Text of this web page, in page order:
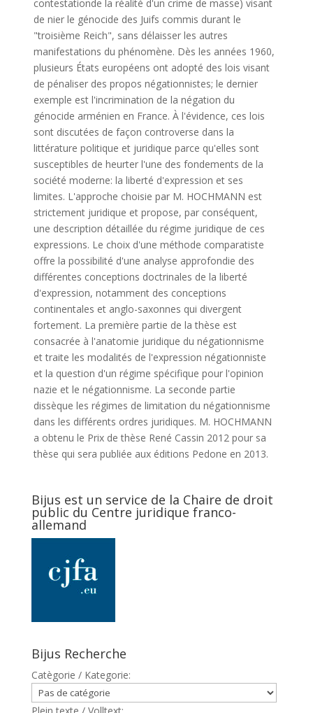
contestationde la réalité d'un crime de masse) visant
de nier le génocide des Juifs commis durant le
"troisième Reich", sans délaisser les autres
manifestations du phénomène. Dès les années 1960,
plusieurs États européens ont adopté des lois visant
de pénaliser des propos négationnistes; le dernier
exemple est l'incrimination de la négation du
génocide arménien en France. À l'évidence, ces lois
sont discutées de façon controverse dans la
littérature politique et juridique parce qu'elles sont
susceptibles de heurter l'une des fondements de la
société moderne: la liberté d'expression et ses
limites. L'approche choisie par M. HOCHMANN est
strictement juridique et propose, par conséquent,
une description détaillée du régime juridique de ces
expressions. Le choix d'une méthode comparatiste
offre la possibilité d'une analyse approfondie des
différentes conceptions doctrinales de la liberté
d'expression, notamment des conceptions
continentales et anglo-saxonnes qui divergent
fortement. La première partie de la thèse est
consacrée à l'anatomie juridique du négationnisme
et traite les modalités de l'expression négationniste
et la question d'un régime spécifique pour l'opinion
nazie et le négationnisme. La seconde partie
dissèque les régimes de limitation du négationnisme
dans les différents ordres juridiques. M. HOCHMANN
a obtenu le Prix de thèse René Cassin 2012 pour sa
thèse qui sera publiée aux éditions Pedone en 2013.
Bijus est un service de la Chaire de droit
public du Centre juridique franco-
allemand
Bijus Recherche
Catègorie / Kategorie: